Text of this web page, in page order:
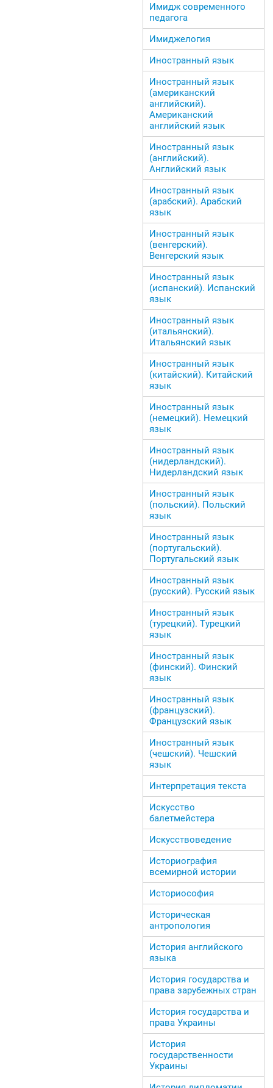
Имидж современного
педагога
Имиджелогия
Иностранный язык
Иностранный язык
(американский
английский).
Американский
английский язык
Иностранный язык
(английский).
Английский язык
Иностранный язык
(арабский). Арабский
язык
Иностранный язык
(венгерский).
Венгерский язык
Иностранный язык
(испанский). Испанский
язык
Иностранный язык
(итальянский).
Итальянский язык
Иностранный язык
(китайский). Китайский
язык
Иностранный язык
(немецкий). Немецкий
язык
Иностранный язык
(нидерландский).
Нидерландский язык
Иностранный язык
(польский). Польский
язык
Иностранный язык
(португальский).
Португальский язык
Иностранный язык
(русский). Русский язык
Иностранный язык
(турецкий). Турецкий
язык
Иностранный язык
(финский). Финский
язык
Иностранный язык
(французский).
Французский язык
Иностранный язык
(чешский). Чешский
язык
Интерпретация текста
Искусство
балетмейстера
Искусствоведение
Историография
всемирной истории
Историософия
Историческая
антропология
История английского
языка
История государства и
права зарубежных стран
История государства и
права Украины
История
государственности
Украины